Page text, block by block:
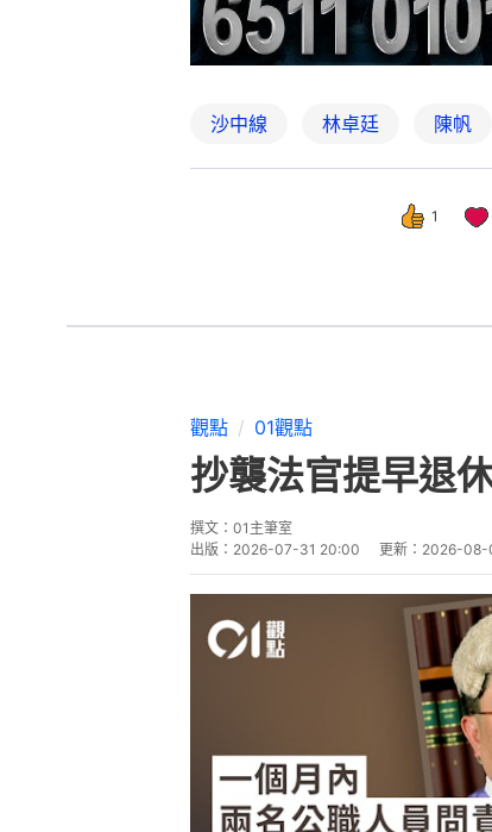
沙中線 林卓廷 陳帆
1
觀點 01觀點
抄襲法官提早退
撰文： 01主筆室
出版： 2026-07-31 20:00 更新： 2026-08-